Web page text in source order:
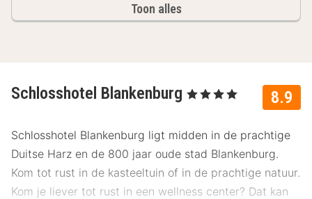
Toon alles
8.9
Schlosshotel Blankenburg , 4 Sterren
Schlosshotel Blankenburg ligt midden in de prachtige
Duitse Harz en de 800 jaar oude stad Blankenburg.
Kom tot rust in de kasteeltuin of in de prachtige natuur.
Kom je liever tot rust in een wellness center? Dat kan